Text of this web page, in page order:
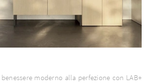
moderno alla perfezione con LAB+